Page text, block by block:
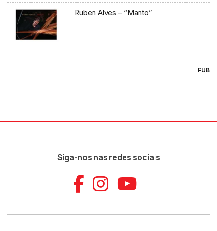
Ruben Alves – “Manto”
PUB
Siga-nos nas redes sociais
Aceder ao
Aceder ao
Aceder